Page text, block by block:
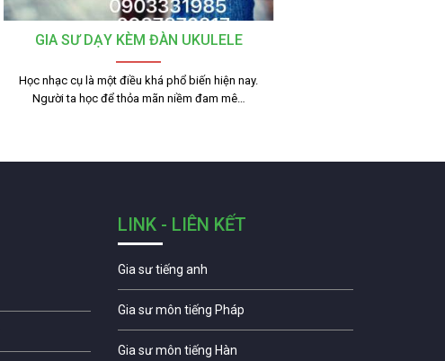
GIA SƯ DẠY KÈM ĐÀN UKULELE
Học nhạc cụ là một điều khá phổ biến hiện nay.
Người ta học để thỏa mãn niềm đam mê…
LINK - LIÊN KẾT
Gia sư tiếng anh
Gia sư môn tiếng Pháp
Gia sư môn tiếng Hàn